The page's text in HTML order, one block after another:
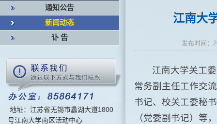
通知公告
新闻动态
讣 告
地址：江苏省无锡市蠡湖大道1800
号江南大学南区活动中心
江南大
发布时间
江南大学关工
常务副主任工作交
书记、校关工委秘
（党委副书记）等